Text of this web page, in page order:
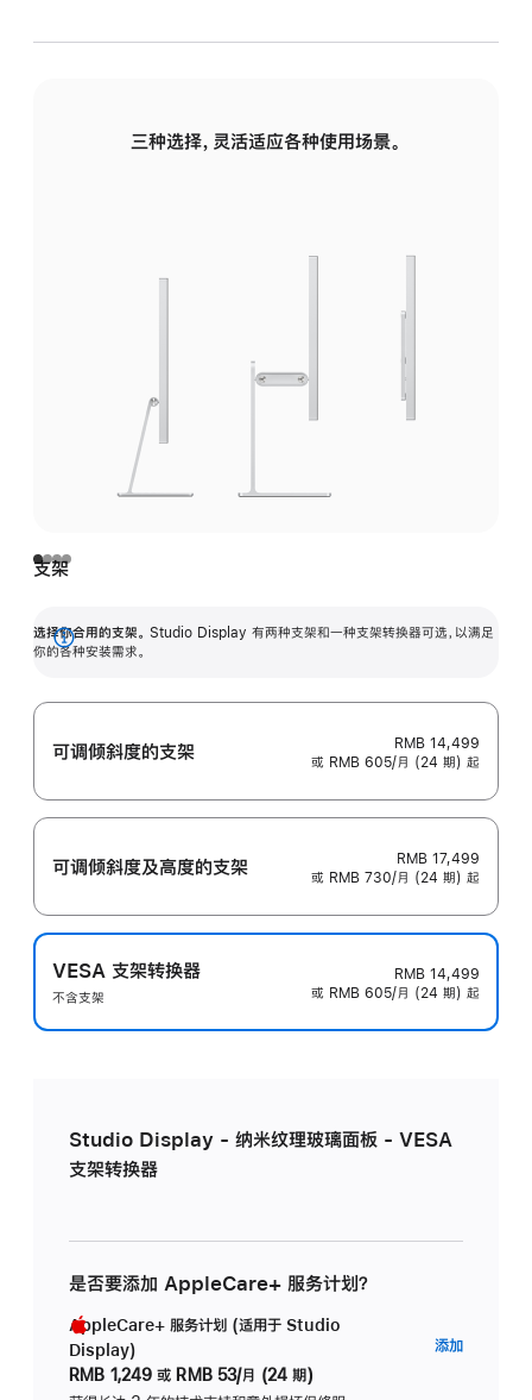
三种选择，灵活适应各种使用场景。
支架
选择你合用的支架。 Studio Display 有两种支架和一种支架转换器可选，以满足
你的各种安装需求。
展
可调倾斜度的支架
RMB 14,499
或 RMB 605/月 (24 期) 起
可调倾斜度及高‍度的支‍架
RMB 17,499
或 RMB 730/月 (24 期) 起
VESA 支架转换器
不含支架
RMB 14,499
或 RMB 605/月 (24 期) 起
Studio Display - 纳米纹理玻璃面板 - VESA
支架转换器
是否要添加 AppleCare+ 服务计划？
AppleCare+ 服务计划 (适用于 Studio
Display)
RMB 1,249 或 RMB 53/月 (24 期)
添加